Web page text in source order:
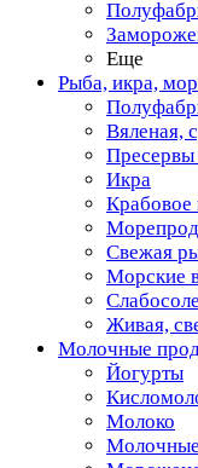
Еще
Рыба, икра,
Вяленая,
Икра
Крабовое
Свежая
Морские
Живая,
Молочные
Йогурты
Молоко